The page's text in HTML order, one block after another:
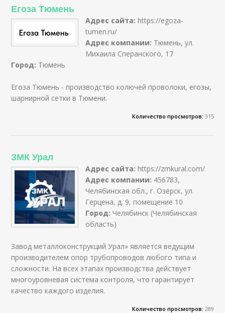
Егоза Тюмень
Адрес сайта: https://egoza-
tumen.ru/
Адрес компании: Тюмень, ул.
Михаила Сперанского, 17
Город: Тюмень
Егоза Тюмень - производство колючей проволоки, егозы,
шарнирной сетки в Тюмени.
Количество просмотров: 315
ЗМК Урал
Адрес сайта: https://zmkural.com/
Адрес компании: 456783,
Челябинская обл., г. Озёрск, ул.
Герцена, д. 9, помещение 10
Город: Челябинск (Челябинская
область)
Завод металлоконструкций Урал» является ведущим
производителем опор трубопроводов любого типа и
сложности. На всех этапах производства действует
многоуровневая система контроля, что гарантирует
качество каждого изделия.
Количество просмотров: 289